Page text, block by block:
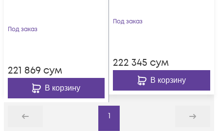
Под заказ
221 869 сум
В корзину
Под заказ
222 345 сум
В корзину
Назад
1
Дальше